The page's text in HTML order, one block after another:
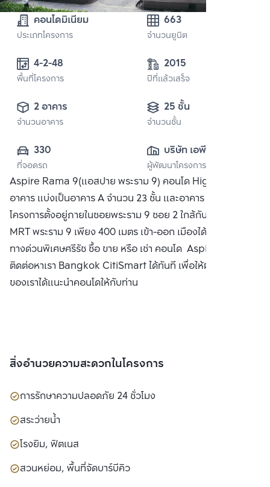
คอนโดมิเนียม
ประเภทโครงการ
663
จำนวนยูนิต
4-2-48
พื้นที่โครงการ
2015
ปีที่แล้วเสร็จ
2 อาคาร
จำนวนอาคาร
25 ชั้น
จำนวนชั้น
330
ที่จอดรถ
บริษัท เอพี (ไทย
แลนด์)
จำกัด(มหาชน)
ผู้พัฒนาโครงการ
Aspire Rama 9(แอสปาย พระราม 9) คอนโด High Rise 2
อาคาร แบ่งเป็นอาคาร A จำนวน 23 ชั้น และอาคาร B 25 ชั้น ตัว
โครงการตั้งอยู่ภายในซอยพระราม 9 ซอย 2 ใกล้กับรถไฟฟ้า
MRT พระราม 9 เพียง 400 เมตร เข้า-ออก เมืองได้สะดวกด้วย
ทางด่วนพิเศษศรีรัช ซื้อ ขาย หรือ เช่า คอนโด Aspire พระราม 9
ติดต่อหาเรา Bangkok CitiSmart ได้ทันที เพื่อให้ผู้เชี่ยวชาญ
ของเราได้แนะนำคอนโดให้กับท่าน
สิ่งอำนวยความสะดวกในโครงการ
การรักษาความปลอดภัย 24 ชั่วโมง
สระว่ายน้ำ
โรงยิม, ฟิตเนส
สวนหย่อม, พื้นที่จัดบาร์บีคิว